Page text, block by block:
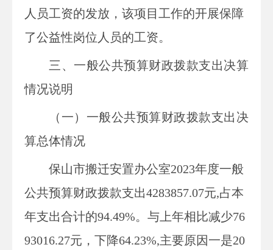
人员工资的发放，该项目工作的开展保障
了公益性岗位人员的工资。
三、一般公共预算财政拨款支出决算
情况说明
（一）一般公共预算财政拨款支出决
算总体情况
保山市搬迁安置办公室2023年度一般
公共预算财政拨款支出4283857.07元,占本
年支出合计的94.49%。与上年相比减少76
93016.27元，下降64.23%,主要原因一是20